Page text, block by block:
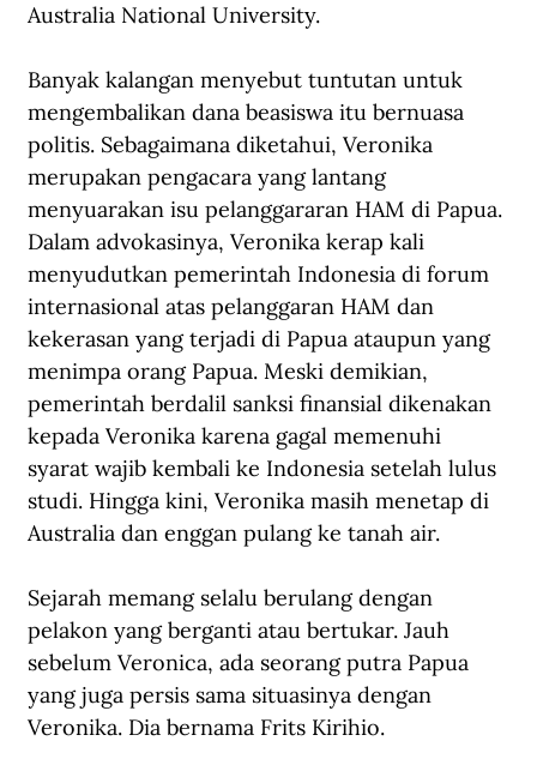
Australia National University.
Banyak kalangan menyebut tuntutan untuk
mengembalikan dana beasiswa itu bernuasa
politis. Sebagaimana diketahui, Veronika
merupakan pengacara yang lantang
menyuarakan isu pelanggararan HAM di Papua.
Dalam advokasinya, Veronika kerap kali
menyudutkan pemerintah Indonesia di forum
internasional atas pelanggaran HAM dan
kekerasan yang terjadi di Papua ataupun yang
menimpa orang Papua. Meski demikian,
pemerintah berdalil sanksi finansial dikenakan
kepada Veronika karena gagal memenuhi
syarat wajib kembali ke Indonesia setelah lulus
studi. Hingga kini, Veronika masih menetap di
Australia dan enggan pulang ke tanah air.
Sejarah memang selalu berulang dengan
pelakon yang berganti atau bertukar. Jauh
sebelum Veronica, ada seorang putra Papua
yang juga persis sama situasinya dengan
Veronika. Dia bernama Frits Kirihio.